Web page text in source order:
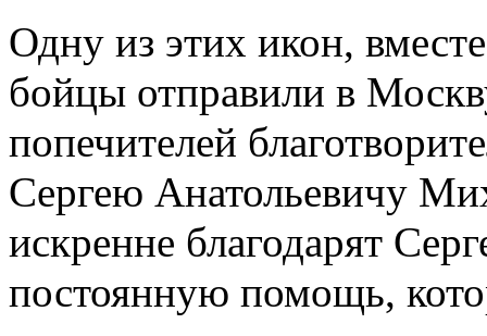
Одну из этих икон,
бойцы отправили в
попечителей
Сергею Анатольевичу
искренне благодарят
постоянную помощь,